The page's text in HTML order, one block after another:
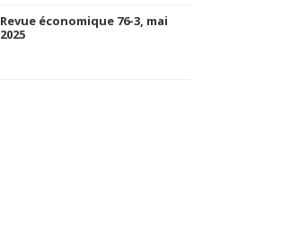
Revue économique 76-3, mai
2025